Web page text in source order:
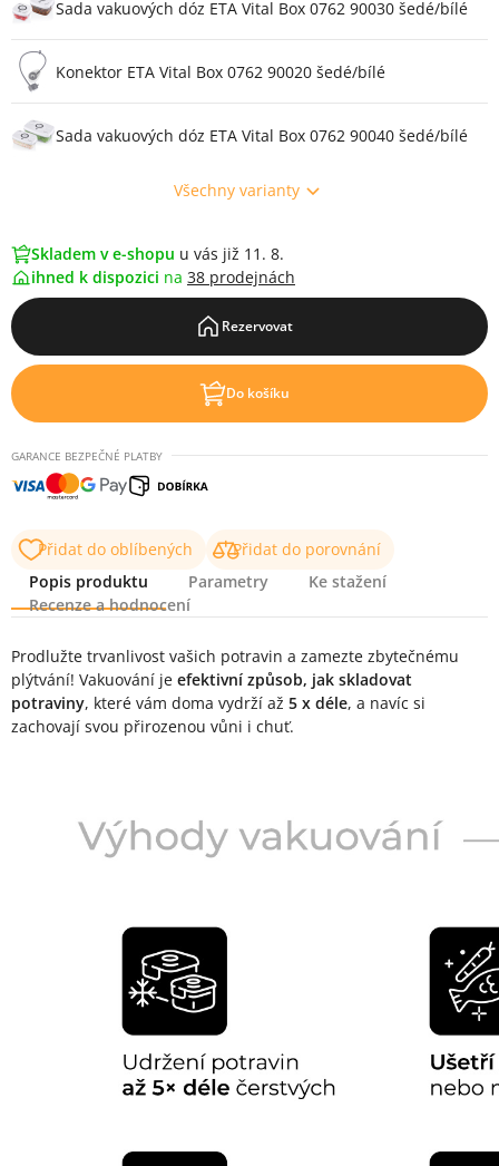
Sada vakuových dóz ETA Vital Box 0762 90030 šedé/bílé
Konektor ETA Vital Box 0762 90020 šedé/bílé
Sada vakuových dóz ETA Vital Box 0762 90040 šedé/bílé
Všechny varianty
Skladem v e-shopu u vás již 11. 8.
ihned k dispozici na 38 prodejnách
Rezervovat
Do košíku
GARANCE BEZPEČNÉ PLATBY
Přidat do oblíbených
Přidat do porovnání
Popis produktu
Parametry
Ke stažení
Recenze a hodnocení
Popis produktu
Prodlužte trvanlivost vašich potravin a zamezte zbytečnému
plýtvání! Vakuování je efektivní způsob, jak skladovat
potraviny, které vám doma vydrží až 5 x déle, a navíc si
zachovají svou přirozenou vůni i chuť.